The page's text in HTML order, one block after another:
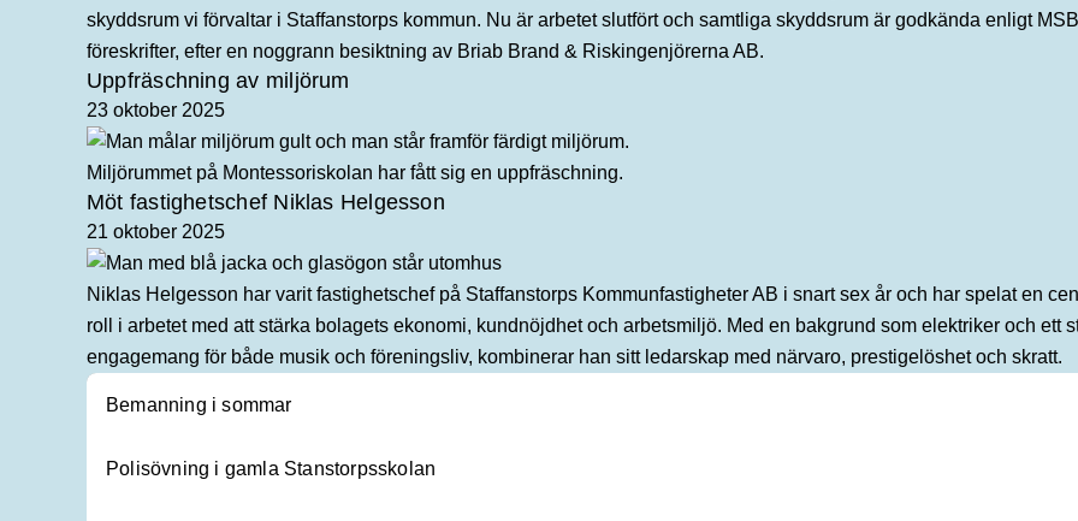
skyddsrum vi förvaltar i Staffanstorps kommun. Nu är arbetet slutfört och samtliga skyddsrum är godkända enligt
föreskrifter, efter en noggrann besiktning av Briab Brand & Riskingenjörerna AB.
Uppfräschning av miljörum
23 oktober 2025
Miljörummet på Montessoriskolan har fått sig en uppfräschning.
Möt fastighetschef Niklas Helgesson
21 oktober 2025
Niklas Helgesson har varit fastighetschef på Staffanstorps Kommunfastigheter AB i snart sex år och har spelat en
roll i arbetet med att stärka bolagets ekonomi, kundnöjdhet och arbetsmiljö. Med en bakgrund som elektriker och ett
engagemang för både musik och föreningsliv, kombinerar han sitt ledarskap med närvaro, prestigelöshet och skratt.
Bemanning i sommar
Polisövning i gamla Stanstorpsskolan